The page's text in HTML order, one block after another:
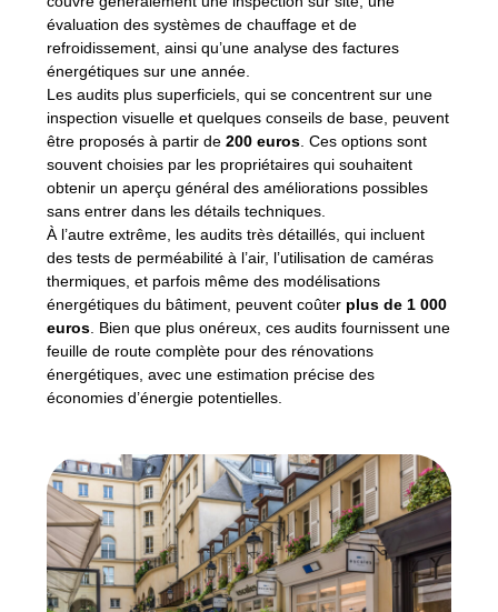
évaluation des systèmes de chauffage et de
refroidissement, ainsi qu’une analyse des factures
énergétiques sur une année.
Les audits plus superficiels, qui se concentrent sur une
inspection visuelle et quelques conseils de base, peuvent
être proposés à partir de200 euros . Ces options sont
souvent choisies par les propriétaires qui souhaitent
obtenir un aperçu général des améliorations possibles
sans entrer dans les détails techniques.
À l’autre extrême, les audits très détaillés, qui incluent
des tests de perméabilité à l’air, l’utilisation de caméras
thermiques, et parfois même des modélisations
énergétiques du bâtiment, peuvent coûter plus de 1 000
euros . Bien que plus onéreux, ces audits fournissent une
feuille de route complète pour des rénovations
énergétiques, avec une estimation précise des
économies d’énergie potentielles.